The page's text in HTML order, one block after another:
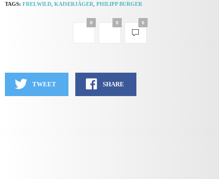
TAGS: FREI.WILD KAISERJÄGER PHILIPP BURGER
0 0 0
TWEET SHARE